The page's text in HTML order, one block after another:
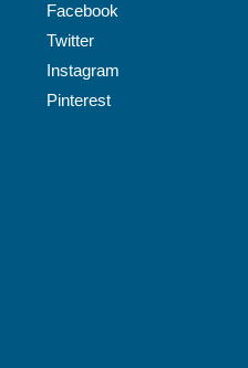
Facebook
Twitter
Instagram
Pinterest